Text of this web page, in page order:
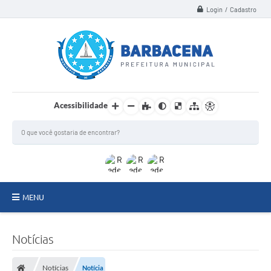
Login / Cadastro
Acessibilidade
MENU
Notícias
Notícias Notícia